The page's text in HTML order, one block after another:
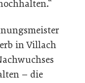
in Villach
– die